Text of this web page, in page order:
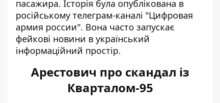
пасажира. Історія була опублікована в
російському телеграм-каналі "Цифровая
армия россии". Вона часто запускає
фейкові новини в український
інформаційний простір.
Арестович про скандал із
Кварталом-95